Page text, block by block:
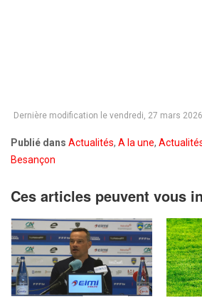
Dernière modification le vendredi, 27 mars
Publié dans Actualités, A la une,
Besançon
Ces articles peuvent vous